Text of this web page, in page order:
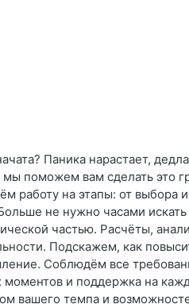
Паника нарастает,
поможем вам сделать это
работу на этапы: от выбора
не нужно часами
частью. Расчёты,
Подскажем, как
Соблюдём все
и поддержка на
вашего темпа и